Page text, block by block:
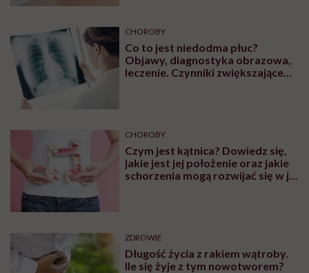
CHOROBY
Co to jest niedodma płuc?
Objawy, diagnostyka obrazowa,
leczenie. Czynniki zwiększające
CHOROBY
Czym jest kątnica? Dowiedz się,
jakie jest jej położenie oraz jakie
schorzenia mogą rozwijać się w jej
ZDROWIE
Długość życia z rakiem wątroby.
Ile się żyje z tym nowotworem?